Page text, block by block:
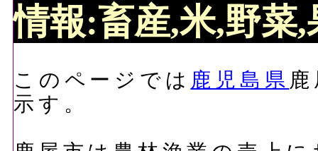
情報:畜産,米,野菜,
このページでは 鹿児島県
示す。